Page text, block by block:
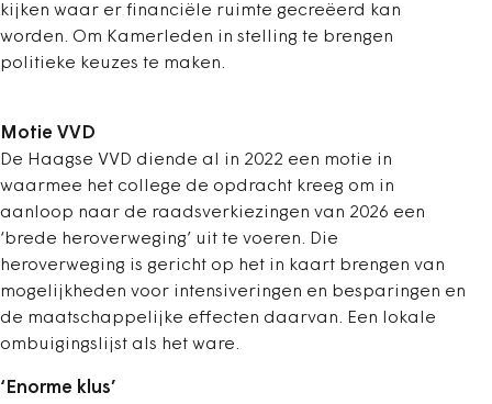
kijken waar er financiële ruimte gecreëerd kan
worden. Om Kamerleden in stelling te brengen
politieke keuzes te maken.
Motie VVD
De Haagse VVD diende al in 2022 een motie in
waarmee het college de opdracht kreeg om in
aanloop naar de raadsverkiezingen van 2026 een
‘brede heroverweging’ uit te voeren. Die
heroverweging is gericht op het in kaart brengen van
mogelijkheden voor intensiveringen en besparingen en
de maatschappelijke effecten daarvan. Een lokale
ombuigingslijst als het ware.
‘Enorme klus’